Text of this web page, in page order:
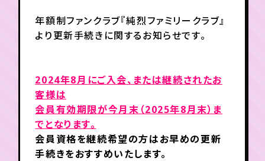
会員登録 ログイン
チケット
TICKET
お知らせ
FC NEWS MOVIE
年額制ファンクラブ『純烈ファミリークラブ』
より更新手続きに関するお知らせです。
2024年8月にご入会、または継続されたお
客様は
会員有効期限が今月末（2025年8月末）ま
でとなります。
会員資格を継続希望の方はお早めの更新
手続きをおすすめいたします。